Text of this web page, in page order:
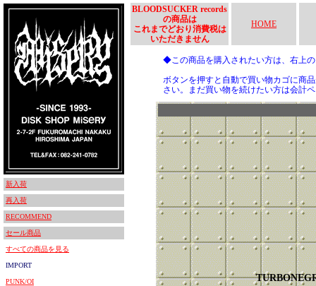
新入荷
再入荷
RECOMMEND
セール商品
すべての商品を見る
IMPORT
PUNK/OI
BLOODSUCKER records
の商品は
これまでどおり消費税は
いただきません
HOME
◆この商品を購入されたい方は、右上
ボタンを押すと自動で買い物カゴに商
さい。まだ買い物を続けたい方は会計